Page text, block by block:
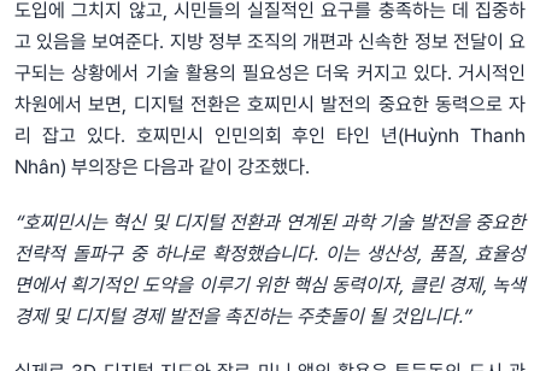
도입에 그치지 않고, 시민들의 실질적인 요구를 충족하는 데 집중하
고 있음을 보여준다. 지방 정부 조직의 개편과 신속한 정보 전달이 요
구되는 상황에서 기술 활용의 필요성은 더욱 커지고 있다. 거시적인
차원에서 보면, 디지털 전환은 호찌민시 발전의 중요한 동력으로 자
리 잡고 있다. 호찌민시 인민의회 후인 타인 년(Huỳnh Thanh
Nhân) 부의장은 다음과 같이 강조했다.
“호찌민시는 혁신 및 디지털 전환과 연계된 과학 기술 발전을 중요한
전략적 돌파구 중 하나로 확정했습니다. 이는 생산성, 품질, 효율성
면에서 획기적인 도약을 이루기 위한 핵심 동력이자, 클린 경제, 녹색
경제 및 디지털 경제 발전을 촉진하는 주춧돌이 될 것입니다.”